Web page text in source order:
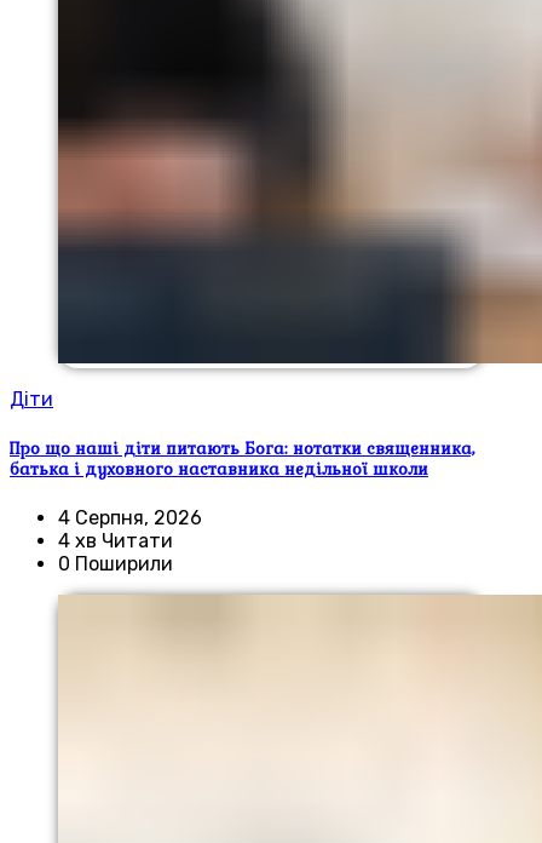
Діти
Про що наші діти питають Бога: нотатки священника,
батька і духовного наставника недільної школи
4 Серпня, 2026
4 хв Читати
0 Поширили